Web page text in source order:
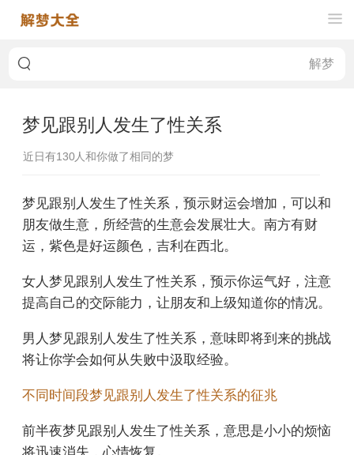
梦见跟别人发生了性关系
近日有130人和你做了相同的梦
梦见跟别人发生了性关系，预示财运会增加，可以和
朋友做生意，所经营的生意会发展壮大。南方有财
运，紫色是好运颜色，吉利在西北。
女人梦见跟别人发生了性关系，预示你运气好，注意
提高自己的交际能力，让朋友和上级知道你的情况。
男人梦见跟别人发生了性关系，意味即将到来的挑战
将让你学会如何从失败中汲取经验。
不同时间段梦见跟别人发生了性关系的征兆
前半夜梦见跟别人发生了性关系，意思是小小的烦恼
将迅速消失，心情恢复。